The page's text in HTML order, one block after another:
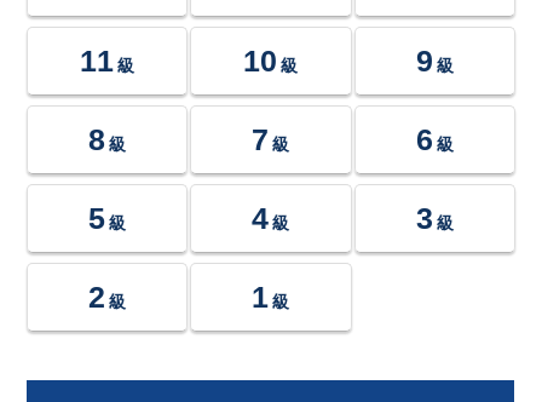
11 級 10 級 9 級
8 級 7 級 6 級
5 級 4 級 3 級
2 級 1 級